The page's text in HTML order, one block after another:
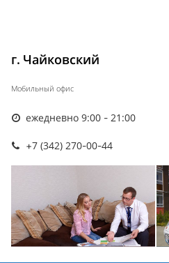
г. Чайковский
Мобильный офис
ежедневно 9:00 - 21:00
+7 (342) 270-00-44